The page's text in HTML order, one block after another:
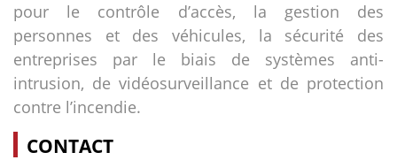
pour le contrôle d’accès, la gestion des
personnes et des véhicules, la sécurité des
entreprises par le biais de systèmes anti-
intrusion, de vidéosurveillance et de protection
contre l’incendie.
CONTACT